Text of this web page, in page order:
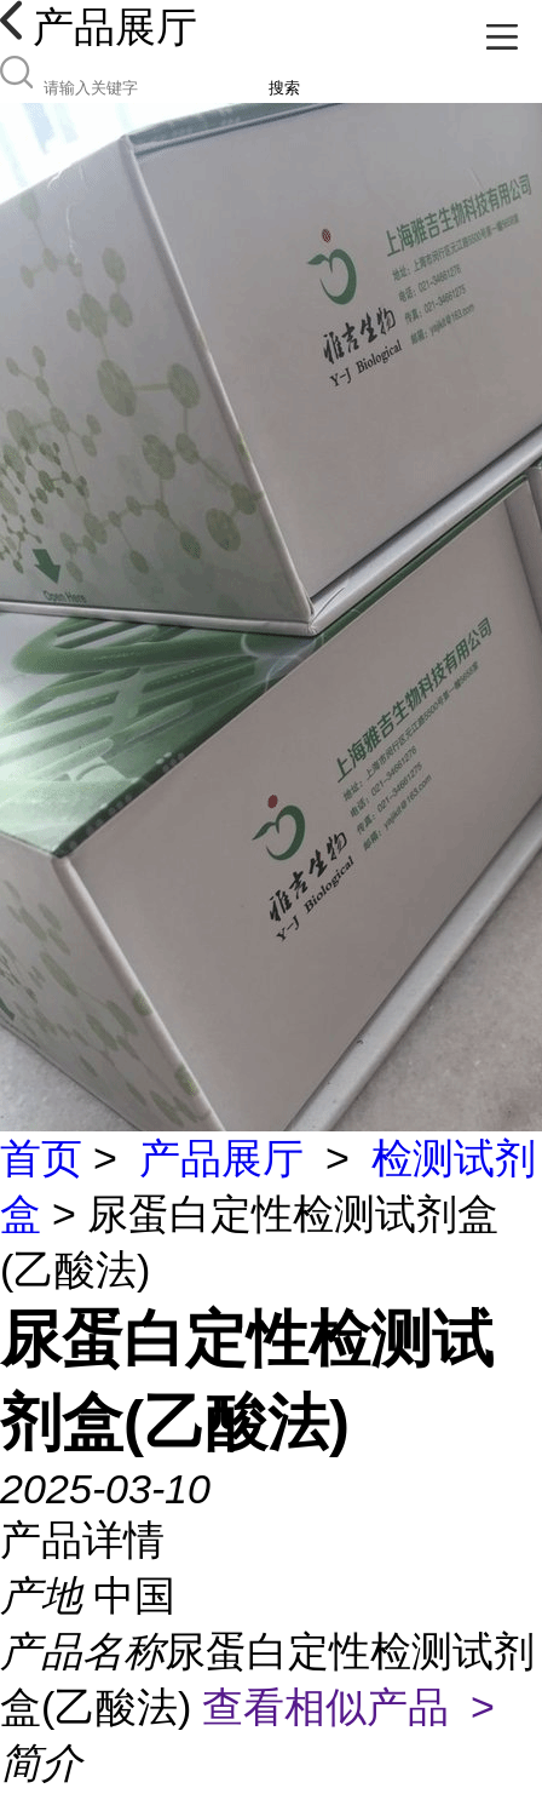
产品展厅
搜索
首页 > 产品展厅 > 检测试剂
盒 > 尿蛋白定性检测试剂盒
(乙酸法)
尿蛋白定性检测试
剂盒(乙酸法)
2025-03-10
产品详情
产地 中国
产品名称尿蛋白定性检测试剂
盒(乙酸法) 查看相似产品 >
简介